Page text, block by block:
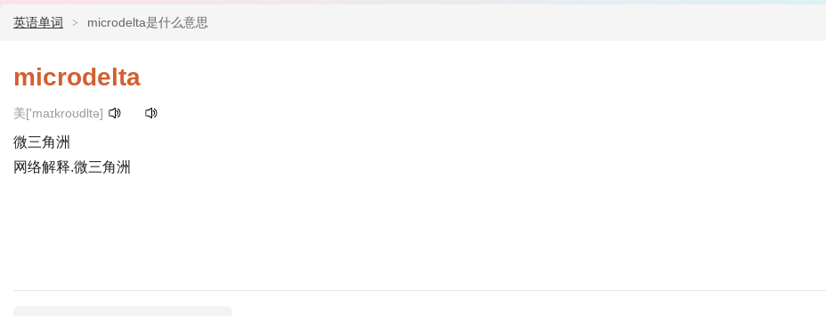
英语单词 microdelta是什么意思
microdelta
美['maɪkroʊdltə]
微三角洲
网络解释.微三角洲